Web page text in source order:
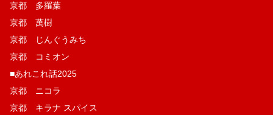
京都 多羅葉
京都 萬樹
京都 じんぐうみち
京都 コミオン
■あれこれ話2025
京都 ニコラ
京都 キラナ スパイス